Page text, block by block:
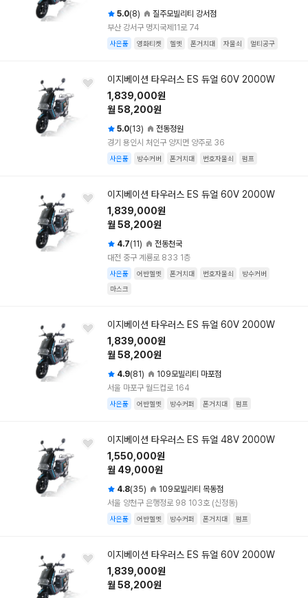
5.0(8)
질주모빌리티 강서점
부산 강서구 명지국제11로 74
사은품 영화티켓 헬멧 폰거치대 자물쇠 멀티공구
이지베이션 타우러스 ES 듀얼 60V 2000W
1,839,000원
월 58,200원
5.0(13)
전동정원
경기 용인시 처인구 양지면 양주로 36
사은품 방수커버 폰거치대 번호자물쇠 펌프
이지베이션 타우러스 ES 듀얼 60V 2000W
1,839,000원
월 58,200원
4.7(11)
전동천국
대전 중구 계룡로 833 1층
사은품 어반헬멧 폰거치대 번호자물쇠
방수커버
마스크
이지베이션 타우러스 ES 듀얼 60V 2000W
1,839,000원
월 58,200원
4.9(81)
109모빌리티 마포점
서울 마포구 월드컵로 164
사은품 어반헬멧 방수커퍼 폰거치대 펌프
이지베이션 타우러스 ES 듀얼 48V 2000W
1,550,000원
월 49,000원
4.8(35)
109모빌리티 목동점
서울 양천구 은행정로 98 103호 (신정동)
사은품 어반헬멧 방수커퍼 폰거치대 펌프
이지베이션 타우러스 ES 듀얼 60V 2000W
1,839,000원
월 58,200원